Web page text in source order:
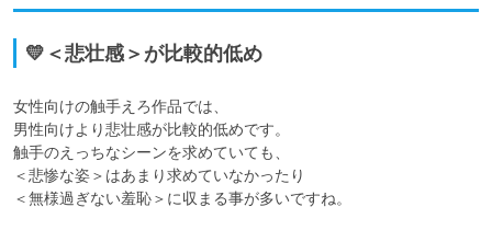
💛＜悲壮感＞が比較的低め
女性向けの触手えろ作品では、
男性向けより悲壮感が比較的低めです。
触手のえっちなシーンを求めていても、
＜悲惨な姿＞はあまり求めていなかったり
＜無様過ぎない羞恥＞に収まる事が多いですね。